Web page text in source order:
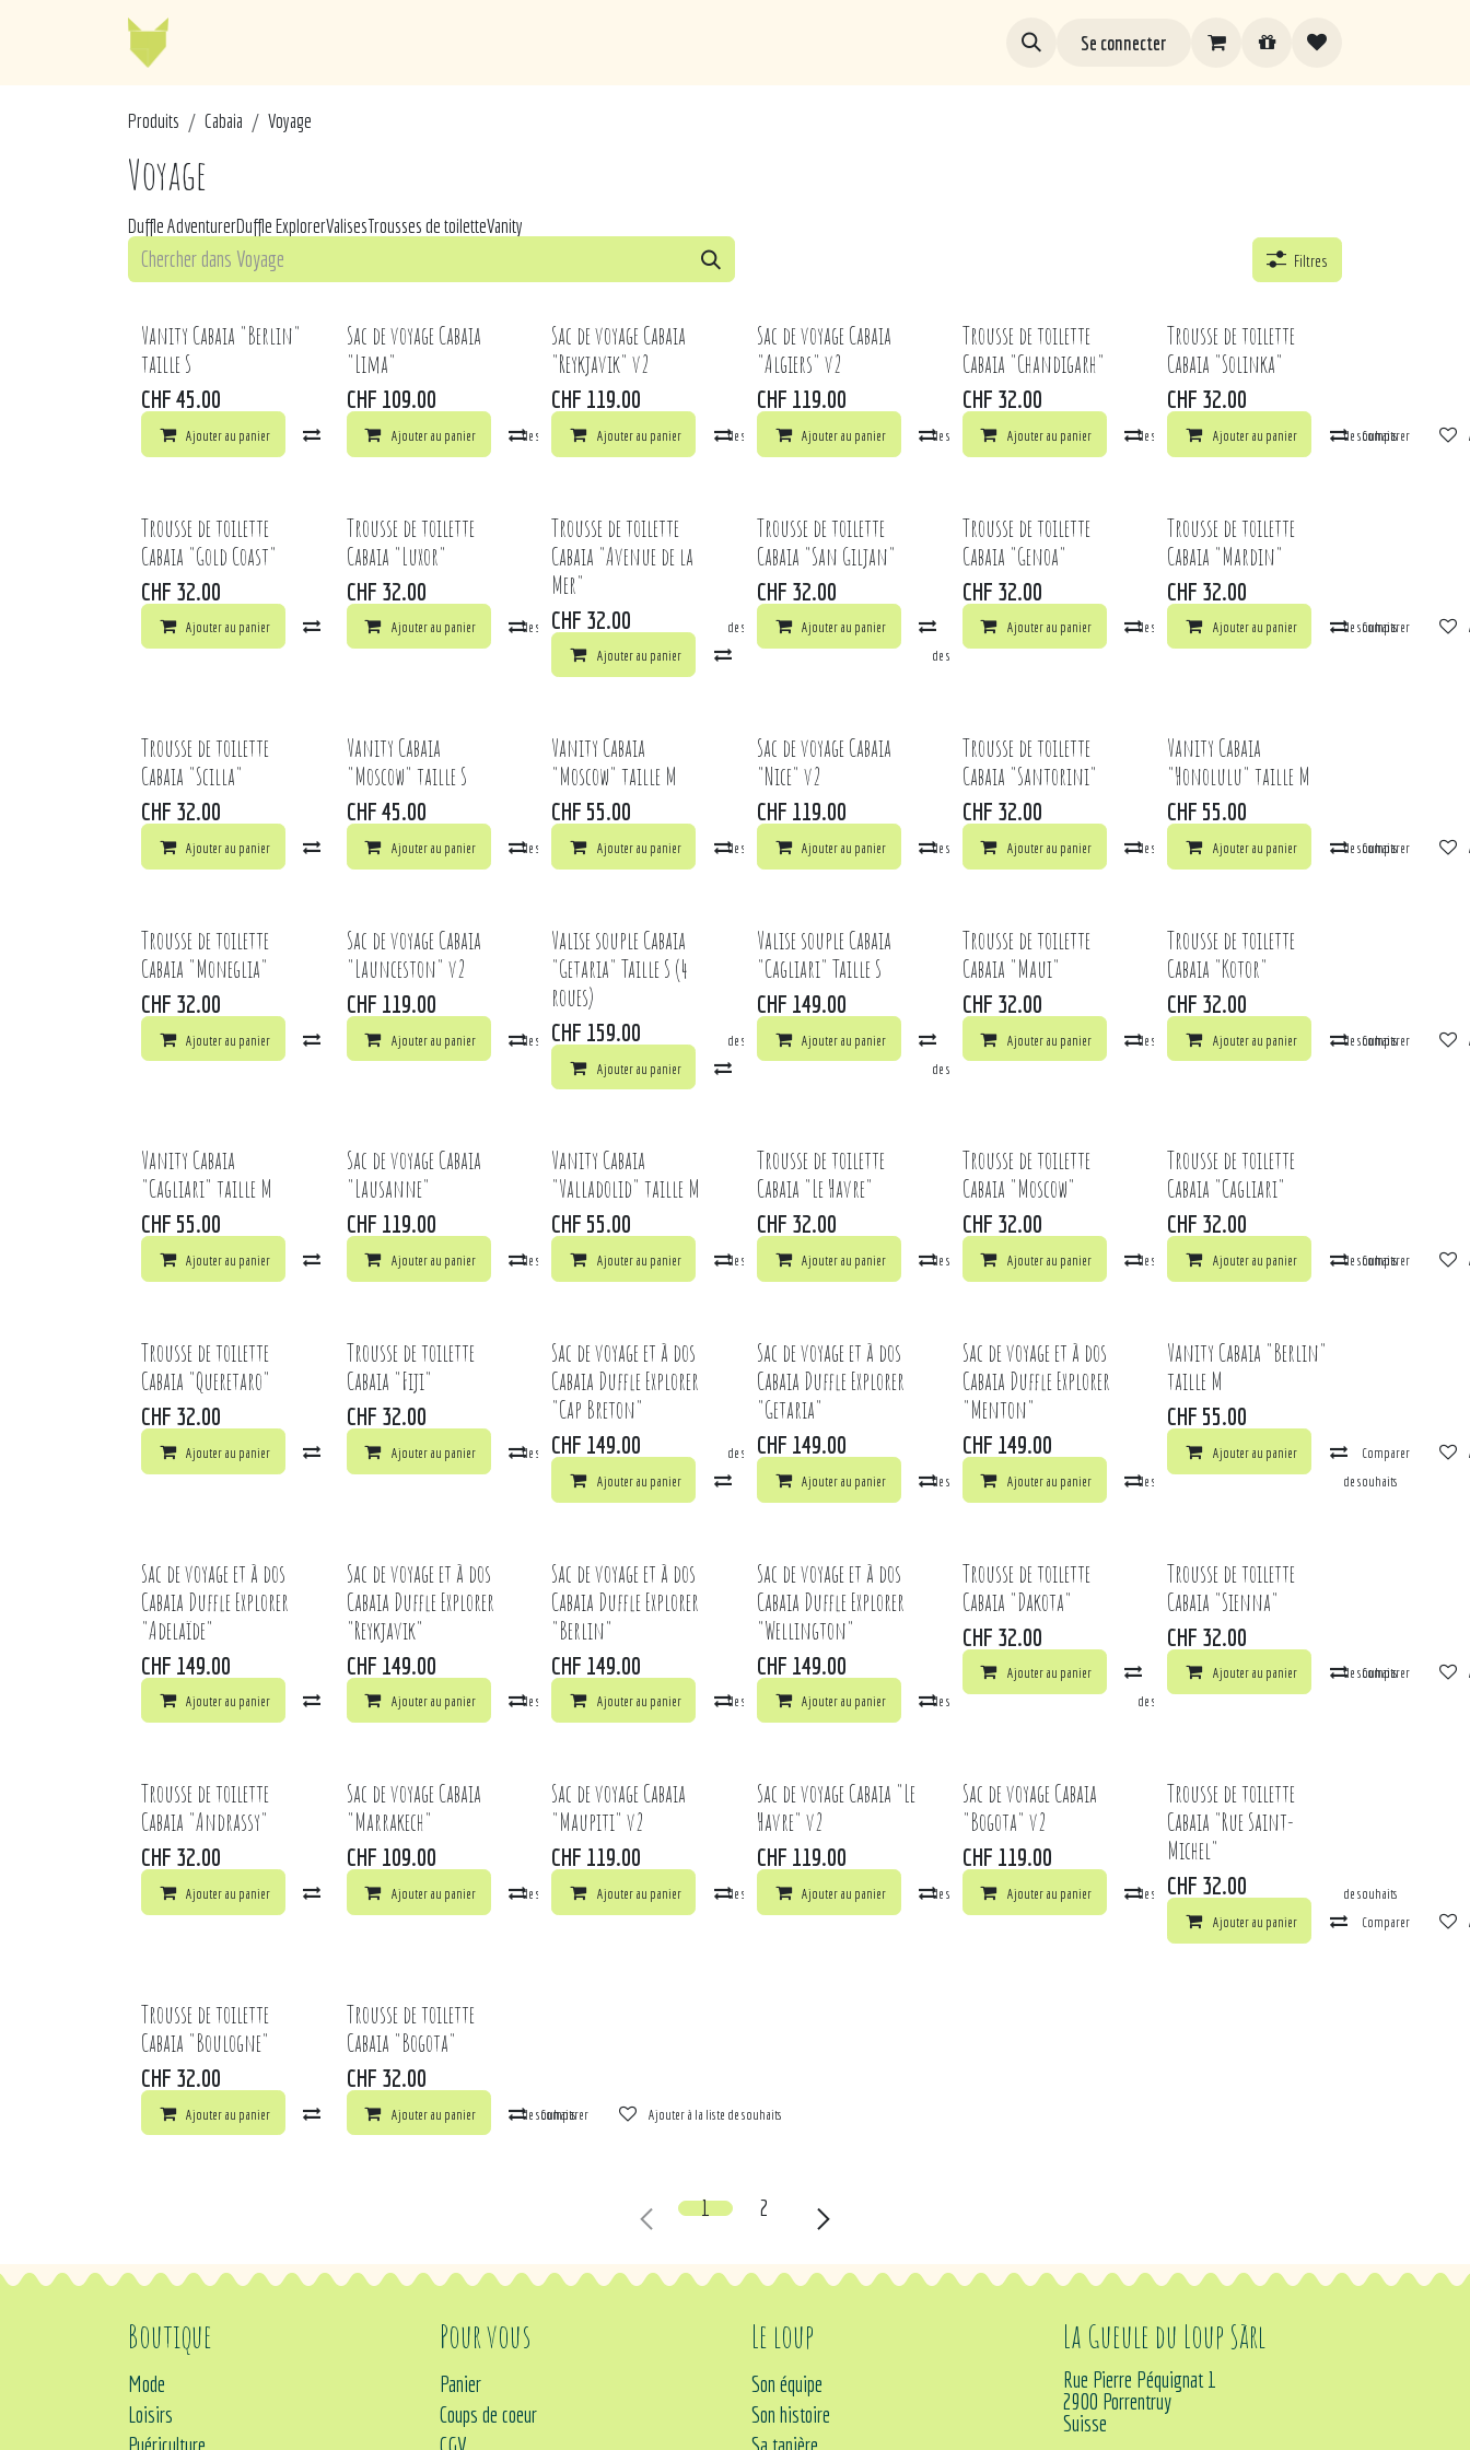
Se connecter
Prod​​uits Cabaia Voyage
Voyage
Duffle AdventurerDuffle ExplorerValisesTrousses de toiletteVanity
Filtres
Vanity Cabaia "Berlin"
taille S
CHF 45.00
Ajouter au panier Comparer Ajouter à la liste de souhaits
Sac de voyage Cabaia
"Lima"
CHF 109.00
Ajouter au panier Comparer Ajouter à la liste de souhaits
Sac de voyage Cabaia
"Reykjavik" v2
CHF 119.00
Ajouter au panier Comparer Ajouter à la liste de souhaits
Sac de voyage Cabaia
"Algiers" v2
CHF 119.00
Ajouter au panier Comparer Ajouter à la liste de souhaits
Trousse de toilette
Cabaia "Chandigarh"
CHF 32.00
Ajouter au panier Comparer Ajouter à la liste de souhaits
Trousse de toilette
Cabaia "Solinka"
CHF 32.00
Ajouter au panier Comparer
Trousse de toilette
Cabaia "Gold Coast"
CHF 32.00
Ajouter au panier Comparer Ajouter à la liste de souhaits
Trousse de toilette
Cabaia "Luxor"
CHF 32.00
Ajouter au panier Comparer Ajouter à la liste de souhaits
Trousse de toilette
Cabaia "Avenue de la
Mer"
CHF 32.00
Ajouter au panier Ajouter à la liste de souhaits
Trousse de toilette
Cabaia "San Giljan"
CHF 32.00
Ajouter au panier Comparer Ajouter à la liste de souhaits
Trousse de toilette
Cabaia "Genoa"
CHF 32.00
Ajouter au panier Comparer Ajouter à la liste de souhaits
Trousse de toilette
Cabaia "Mardin"
CHF 32.00
Ajouter au panier Comparer
Trousse de toilette
Cabaia "Scilla"
CHF 32.00
Ajouter au panier Comparer Ajouter à la liste de souhaits
Vanity Cabaia
"Moscow" taille S
CHF 45.00
Ajouter au panier Comparer Ajouter à la liste de souhaits
Vanity Cabaia
"Moscow" taille M
CHF 55.00
Ajouter au panier Comparer Ajouter à la liste de souhaits
Sac de voyage Cabaia
"Nice" v2
CHF 119.00
Ajouter au panier Comparer Ajouter à la liste de souhaits
Trousse de toilette
Cabaia "Santorini"
CHF 32.00
Ajouter au panier Comparer Ajouter à la liste de souhaits
Vanity Cabaia
"Honolulu" taille M
CHF 55.00
Ajouter au panier Comparer
Trousse de toilette
Cabaia "Moneglia"
CHF 32.00
Ajouter au panier Comparer Ajouter à la liste de souhaits
Sac de voyage Cabaia
"Launceston" v2
CHF 119.00
Ajouter au panier Comparer Ajouter à la liste de souhaits
Valise souple Cabaia
"Getaria" Taille S (4
roues)
CHF 159.00
Ajouter au panier Ajouter à la liste de souhaits
Valise souple Cabaia
"Cagliari" Taille S
CHF 149.00
Ajouter au panier Comparer Ajouter à la liste de souhaits
Trousse de toilette
Cabaia "Maui"
CHF 32.00
Ajouter au panier Comparer Ajouter à la liste de souhaits
Trousse de toilette
Cabaia "Kotor"
CHF 32.00
Ajouter au panier Comparer
Vanity Cabaia
"Cagliari" taille M
CHF 55.00
Ajouter au panier Comparer Ajouter à la liste de souhaits
Sac de voyage Cabaia
"Lausanne"
CHF 119.00
Ajouter au panier Comparer Ajouter à la liste de souhaits
Vanity Cabaia
"Valladolid" taille M
CHF 55.00
Ajouter au panier Comparer Ajouter à la liste de souhaits
Trousse de toilette
Cabaia "Le Havre"
CHF 32.00
Ajouter au panier Comparer Ajouter à la liste de souhaits
Trousse de toilette
Cabaia "Moscow"
CHF 32.00
Ajouter au panier Comparer Ajouter à la liste de souhaits
Trousse de toilette
Cabaia "Cagliari"
CHF 32.00
Ajouter au panier Comparer
Trousse de toilette
Cabaia "Queretaro"
CHF 32.00
Ajouter au panier Comparer Ajouter à la liste de souhaits
Trousse de toilette
Cabaia "Fiji"
CHF 32.00
Ajouter au panier Comparer Ajouter à la liste de souhaits
Sac de voyage et à dos
Cabaia Duffle Explorer
"Cap Breton"
CHF 149.00
Ajouter au panier Comparer Ajouter à la liste de souhaits
Sac de voyage et à dos
Cabaia Duffle Explorer
"Getaria"
CHF 149.00
Ajouter au panier Comparer Ajouter à la liste de souhaits
Sac de voyage et à dos
Cabaia Duffle Explorer
"Menton"
CHF 149.00
Ajouter au panier Ajouter à la liste de souhaits
Vanity Cabaia "Berlin"
taille M
CHF 55.00
Ajouter au panier Comparer
Sac de voyage et à dos
Cabaia Duffle Explorer
"Adelaïde"
CHF 149.00
Ajouter au panier Comparer Ajouter à la liste de souhaits
Sac de voyage et à dos
Cabaia Duffle Explorer
"Reykjavik"
CHF 149.00
Ajouter au panier Comparer Ajouter à la liste de souhaits
Sac de voyage et à dos
Cabaia Duffle Explorer
"Berlin"
CHF 149.00
Ajouter au panier Comparer Ajouter à la liste de souhaits
Sac de voyage et à dos
Cabaia Duffle Explorer
"Wellington"
CHF 149.00
Ajouter au panier Ajouter à la liste de souhaits
Trousse de toilette
Cabaia "Dakota"
CHF 32.00
Ajouter au panier Comparer Ajouter à la liste de souhaits
Trousse de toilette
Cabaia "Sienna"
CHF 32.00
Ajouter au panier Comparer
Trousse de toilette
Cabaia "Andrassy"
CHF 32.00
Ajouter au panier Comparer Ajouter à la liste de souhaits
Sac de voyage Cabaia
"Marrakech"
CHF 109.00
Ajouter au panier Comparer Ajouter à la liste de souhaits
Sac de voyage Cabaia
"Maupiti" v2
CHF 119.00
Ajouter au panier Comparer Ajouter à la liste de souhaits
Sac de voyage Cabaia "Le
Havre" v2
CHF 119.00
Ajouter au panier Comparer Ajouter à la liste de souhaits
Sac de voyage Cabaia
"Bogota" v2
CHF 119.00
Ajouter au panier Comparer Ajouter à la liste de souhaits
Trousse de toilette
Cabaia "Rue Saint-
Michel"
CHF 32.00
Ajouter au panier Comparer
Trousse de toilette
Cabaia "Boulogne"
CHF 32.00
Ajouter au panier Comparer Ajouter à la liste de souhaits
Trousse de toilette
Cabaia "Bogota"
CHF 32.00
Ajouter au panier Comparer Ajouter à la liste de souhaits
1 2
Boutique
Mode
Loisirs
Pour vous
Panier
Coups de coeur
Le loup
Son équipe
Son histoire
La Gueule du Loup Sàrl
Rue Pierre Péquignat 1
2900 Porrentruy
Suisse